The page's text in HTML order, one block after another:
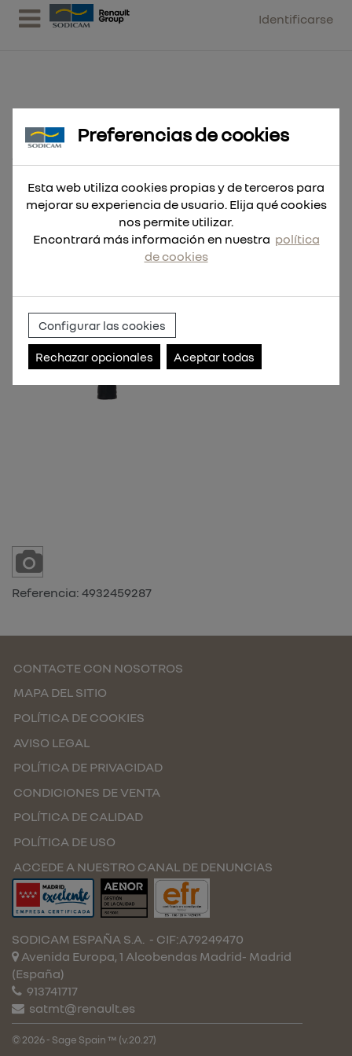
Identificarse
Brocas SDS-Max para químicos
16x600
Referencia: 4932459287
CONTACTE CON NOSOTROS
MAPA DEL SITIO
POLÍTICA DE COOKIES
AVISO LEGAL
POLÍTICA DE PRIVACIDAD
CONDICIONES DE VENTA
POLÍTICA DE CALIDAD
POLÍTICA DE USO
ACCEDE A NUESTRO CANAL DE DENUNCIAS
SODICAM ESPAÑA S.A. - CIF:A79249470
Avenida Europa, 1 Alcobendas Madrid- Madrid
(España)
913741717
satmt@renault.es
© 2026 - Sage Spain ™ (v.20.27)
Preferencias de cookies
Esta web utiliza cookies propias y de terceros para
mejorar su experiencia de usuario. Elija qué cookies
nos permite utilizar.
Encontrará más información en nuestra política
de cookies
Configurar las cookies
Rechazar opcionales Aceptar todas